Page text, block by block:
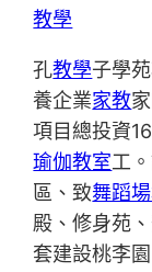
教學
孔教學子學
養企業家教
項目總投資
瑜伽教室工
區、致舞蹈
殿、修身苑
套建設桃李